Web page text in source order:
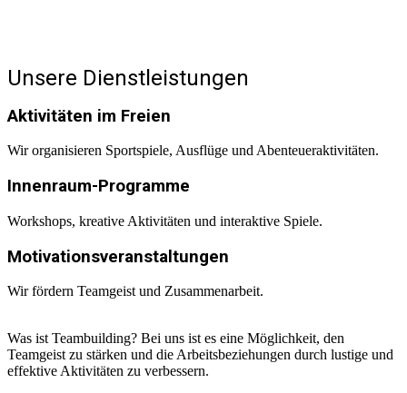
Unsere Dienstleistungen
Aktivitäten im Freien
Wir organisieren Sportspiele, Ausflüge und Abenteueraktivitäten.
Innenraum-Programme
Workshops, kreative Aktivitäten und interaktive Spiele.
Motivationsveranstaltungen
Wir fördern Teamgeist und Zusammenarbeit.
Was ist Teambuilding? Bei uns ist es eine Möglichkeit, den
Teamgeist zu stärken und die Arbeitsbeziehungen durch lustige und
effektive Aktivitäten zu verbessern.